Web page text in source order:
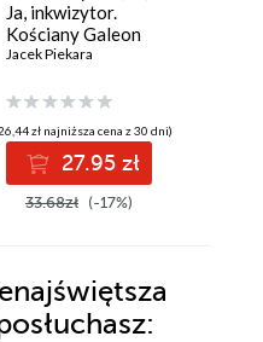
Ja, inkwizytor.
Kościany Galeon
Jacek Piekara
zł najniższa cena z 30 dni)
27.95 zł
33.68zł (-17%)